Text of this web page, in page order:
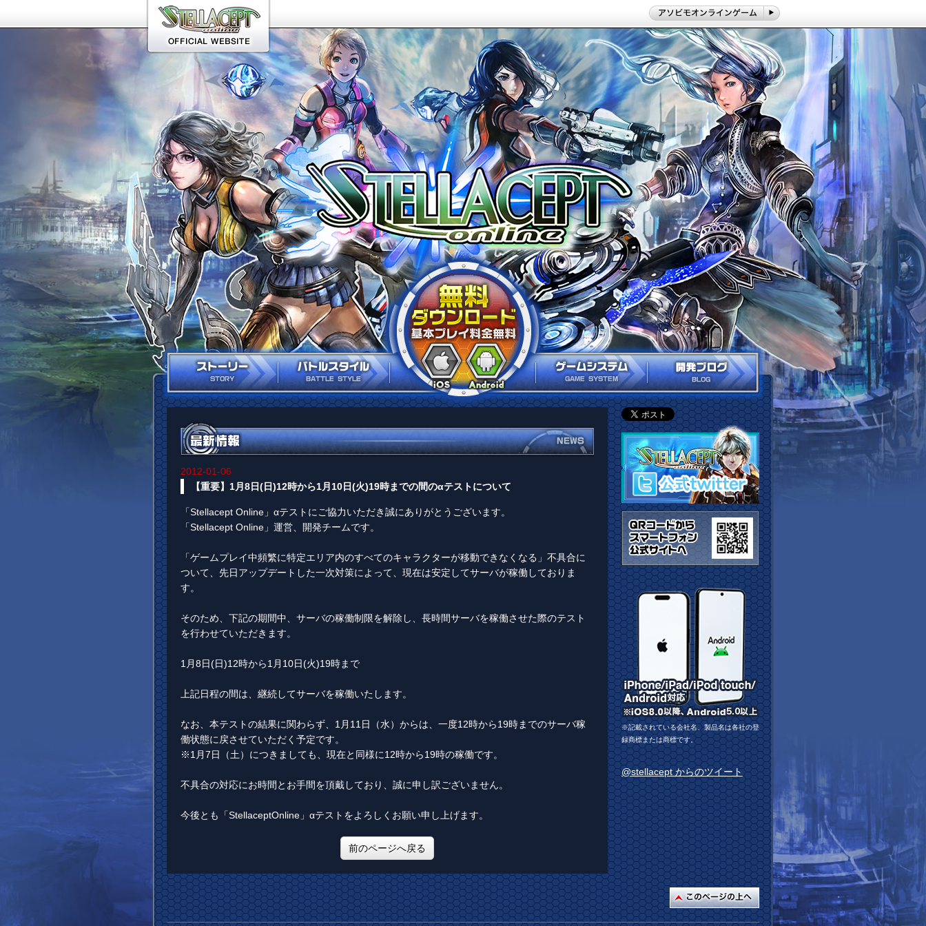
2012-01-06
【重要】1月8日(日)12時から1月10日(火)19時までの間のαテストについて
「Stellacept Online」αテストにご協力いただき誠にありがとうございます。
「Stellacept Online」運営、開発チームです。
「ゲームプレイ中頻繁に特定エリア内のすべてのキャラクターが移動できなくなる」不具合に
ついて、先日アップデートした一次対策によって、現在は安定してサーバが稼働しておりま
す。
そのため、下記の期間中、サーバの稼働制限を解除し、長時間サーバを稼働させた際のテスト
を行わせていただきます。
1月8日(日)12時から1月10日(火)19時まで
上記日程の間は、継続してサーバを稼働いたします。
なお、本テストの結果に関わらず、1月11日（水）からは、一度12時から19時までのサーバ稼
働状態に戻させていただく予定です。
※1月7日（土）につきましても、現在と同様に12時から19時の稼働です。
不具合の対応にお時間とお手間を頂戴しており、誠に申し訳ございません。
今後とも「StellaceptOnline」αテストをよろしくお願い申し上げます。
前のページへ戻る
※記載されている会社名、製品名は各社の登
録商標または商標です。
@stellacept からのツイート